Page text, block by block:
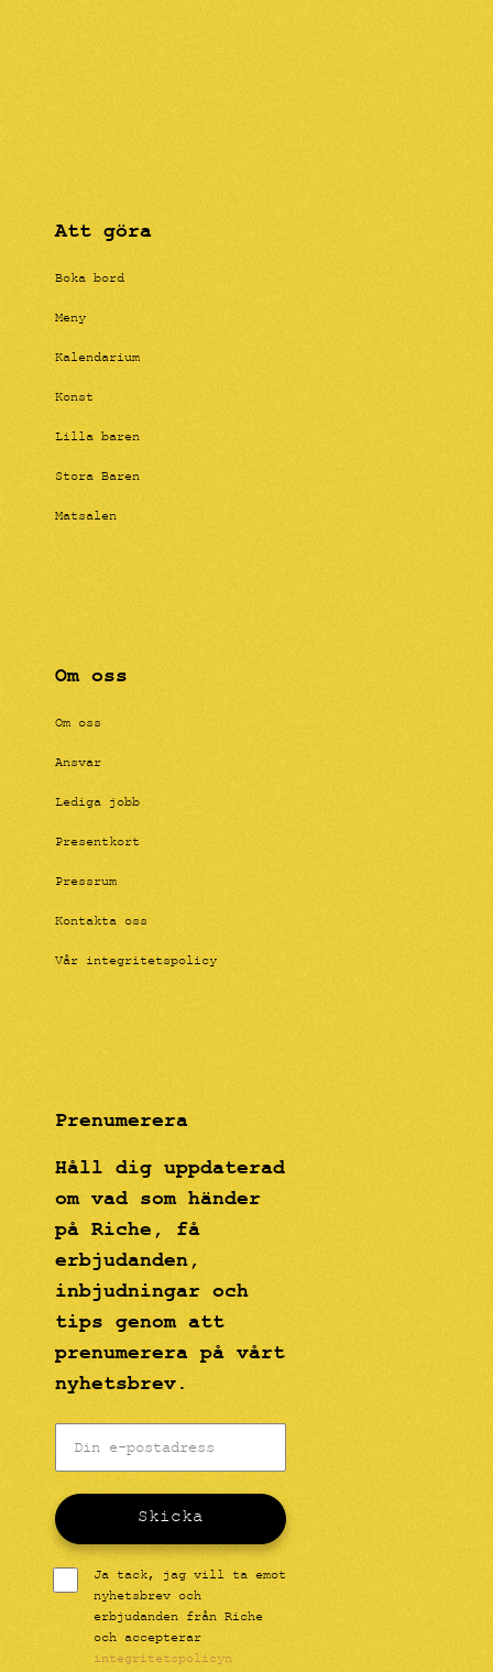
Att göra
Boka bord
Meny
Kalendarium
Konst
Lilla baren
Stora Baren
Matsalen
Om oss
Om oss
Ansvar
Lediga jobb
Presentkort
Pressrum
Kontakta oss
Vår integritetspolicy
Prenumerera
Håll dig uppdaterad
om vad som händer
på Riche, få
erbjudanden,
inbjudningar och
tips genom att
prenumerera på vårt
nyhetsbrev.
Skicka
Ja tack, jag vill ta emot
nyhetsbrev och
erbjudanden från Riche
och accepterar
integritetspolicyn